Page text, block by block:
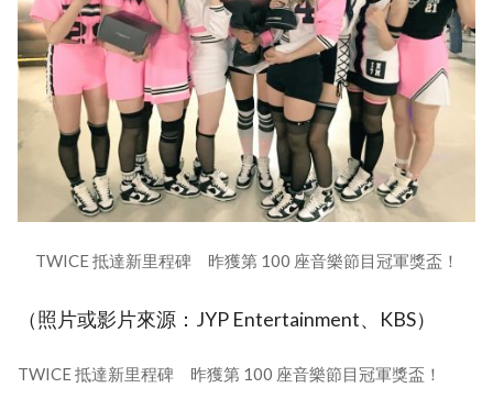
TWICE 抵達新里程碑 昨獲第 100 座音樂節目冠軍獎盃！
（照片或影片來源：JYP Entertainment、KBS）
TWICE 抵達新里程碑 昨獲第 100 座音樂節目冠軍獎盃！